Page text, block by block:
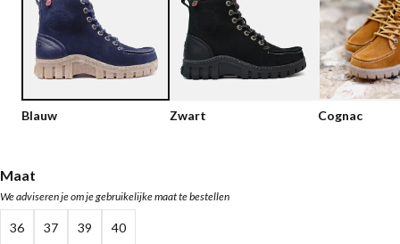
Lage schoenen
Vegan
Sandalen
Loafers
Workerboots
Enkellaarsjes met rits
Loafers
Sale
Blauw Zwart Cognac
Maat
We adviseren je om je gebruikelijke maat te bestellen
36 37 39 40